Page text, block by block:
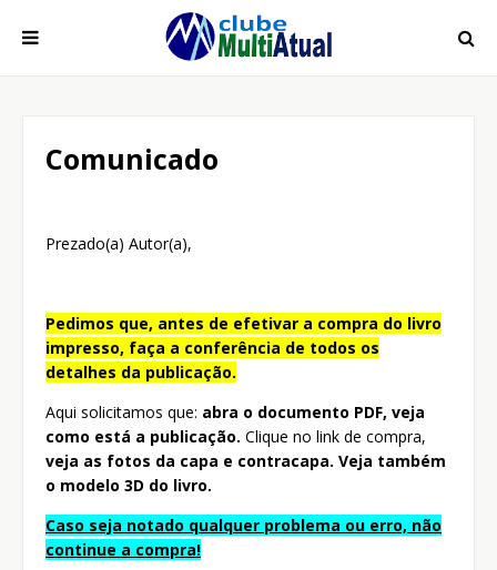
Comunicado
Prezado(a) Autor(a),
Pedimos que, antes de efetivar a compra do livro
impresso, faça a conferência de todos os
detalhes da publicação.
Aqui solicitamos que: abra o documento PDF, veja
como está a publicação. Clique no link de compra,
veja as fotos da capa e contracapa. Veja também
o modelo 3D do livro.
Caso seja notado qualquer problema ou erro, não
continue a compra!